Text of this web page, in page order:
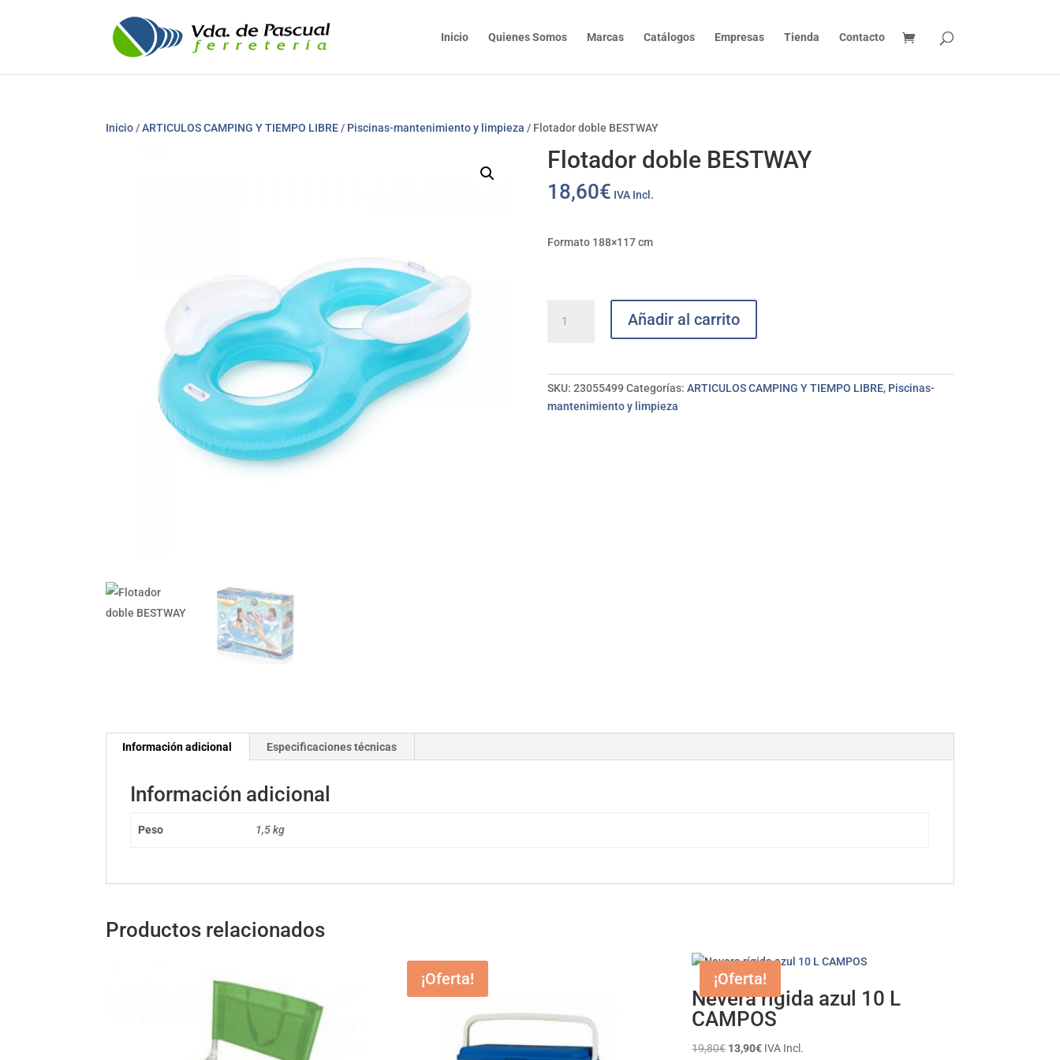
Inicio Quienes Somos Marcas Catálogos Empresas Tienda Contacto
Inicio /ARTICULOS CAMPING Y TIEMPO LIBRE / Piscinas-mantenimiento y limpieza / Flotador doble BESTWAY
Flotador doble BESTWAY
18,60€ IVA Incl.
Formato 188×117 cm
doble
Añadir al carrito
SKU: 23055499 Categorías: ARTICULOS CAMPING Y TIEMPO LIBRE, Piscinas-
mantenimiento y limpieza
Información adicional Especificaciones técnicas
Información adicional
Peso 1,5 kg
Productos relacionados
¡Oferta! ¡Oferta!
Nevera rígida azul 10 L
CAMPOS
19,80€ El
13,90€ElIVA Incl.